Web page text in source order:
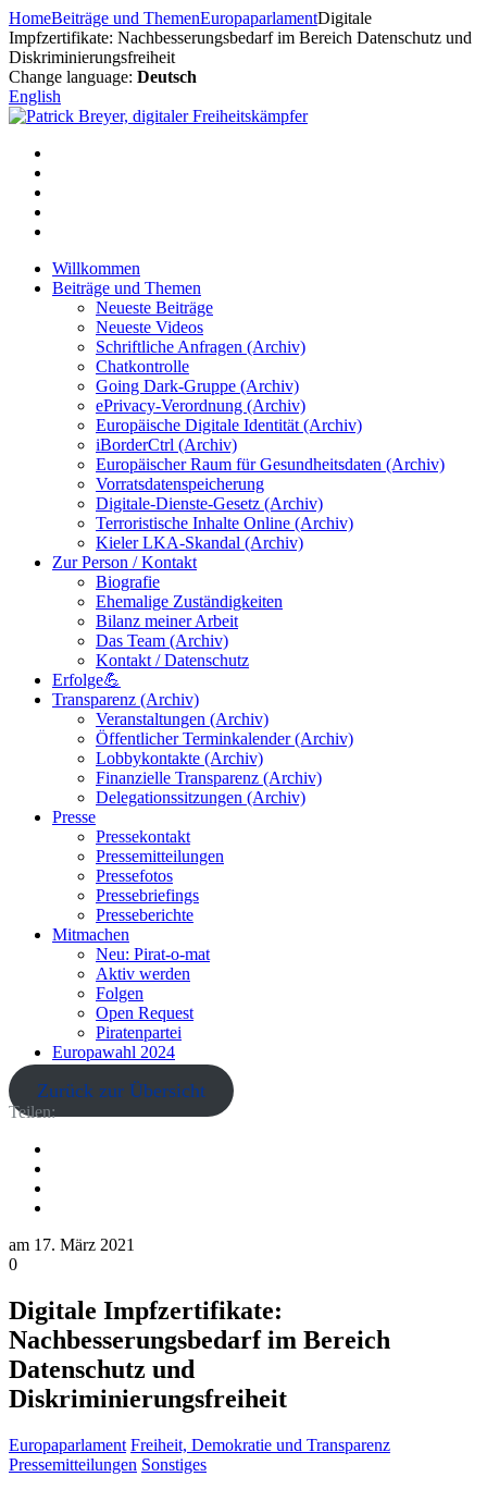
Zum
Inhalt
springen
HomeBeiträge und ThemenEuropaparlamentDigitale
Impfzertifikate: Nachbesserungsbedarf im Bereich Datenschutz und
Diskriminierungsfreiheit
Change language: Deutsch
English
Willkommen
Beiträge und Themen
Neueste Beiträge
Neueste Videos
Schriftliche Anfragen (Archiv)
Chatkontrolle
Going Dark-Gruppe (Archiv)
ePrivacy-Verordnung (Archiv)
Europäische Digitale Identität (Archiv)
iBorderCtrl (Archiv)
Europäischer Raum für Gesundheitsdaten (Archiv)
Vorratsdatenspeicherung
Digitale-Dienste-Gesetz (Archiv)
Terroristische Inhalte Online (Archiv)
Kieler LKA-Skandal (Archiv)
Zur Person / Kontakt
Biografie
Ehemalige Zuständigkeiten
Bilanz meiner Arbeit
Das Team (Archiv)
Kontakt / Datenschutz
Erfolge💪
Transparenz (Archiv)
Veranstaltungen (Archiv)
Öffentlicher Terminkalender (Archiv)
Lobbykontakte (Archiv)
Finanzielle Transparenz (Archiv)
Delegationssitzungen (Archiv)
Presse
Pressekontakt
Pressemitteilungen
Pressefotos
Pressebriefings
Presseberichte
Mitmachen
Neu: Pirat-o-mat
Aktiv werden
Folgen
Open Request
Piratenpartei
Europawahl 2024
Zurück zur Übersicht
Teilen:
am 17. März 2021
0
Digitale Impfzertifikate:
Nachbesserungsbedarf im Bereich
Datenschutz und
Diskriminierungsfreiheit
Europaparlament Freiheit, Demokratie und Transparenz
Pressemitteilungen Sonstiges